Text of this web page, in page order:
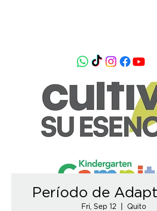
Período de
Fri, Sep 12 Quito